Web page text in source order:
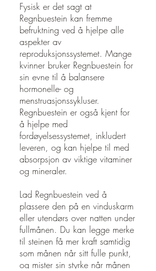
Fysisk er det sagt at
Regnbuestein kan fremme
befruktning ved å hjelpe alle
aspekter av
reproduksjonssystemet. Mange
kvinner bruker Regnbuestein for
sin evne til å balansere
hormonelle- og
menstruasjonssykluser.
Regnbuestein er også kjent for
å hjelpe med
fordøyelsessystemet, inkludert
leveren, og kan hjelpe til med
absorpsjon av viktige vitaminer
og mineraler.
Lad Regnbuestein ved å
plassere den på en vinduskarm
eller utendørs over natten under
fullmånen. Du kan legge merke
til steinen få mer kraft samtidig
som månen når sitt fulle punkt,
og mister sin styrke når månen